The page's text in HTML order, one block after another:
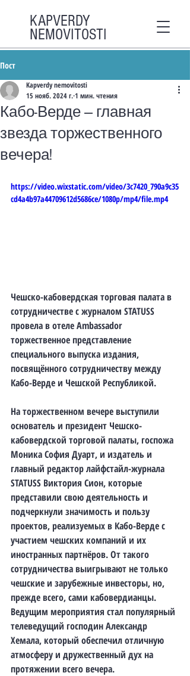
KAPVERDY
NEMOVITOSTI
Пост
Кабо-Верде — главная
звезда торжественного
вечера!
Kapverdy nemovitosti
15 нояб. 2024 г.1 мин. чтения
https://video.wixstatic.com/video/3c7420_790a9c35
cd4a4b97a44709612d5686ce/1080p/mp4/file.mp4
Чешско-кабовердская торговая палата в
сотрудничестве с журналом STATUSS
провела в отеле Ambassador
торжественное представление
специального выпуска издания,
посвящённого сотрудничеству между
Кабо-Верде и Чешской Республикой.
На торжественном вечере выступили
основатель и президент Чешско-
кабовердской торговой палаты, госпожа
Моника София Дуарт, и издатель и
главный редактор лайфстайл-журнала
STATUSS Виктория Сион, которые
представили свою деятельность и
подчеркнули значимость и пользу
проектов, реализуемых в Кабо-Верде с
участием чешских компаний и их
иностранных партнёров. От такого
сотрудничества выигрывают не только
чешские и зарубежные инвесторы, но,
прежде всего, сами кабовердианцы.
Ведущим мероприятия стал популярный
телеведущий господин Александр
Хемала, который обеспечил отличную
атмосферу и дружественный дух на
протяжении всего вечера.